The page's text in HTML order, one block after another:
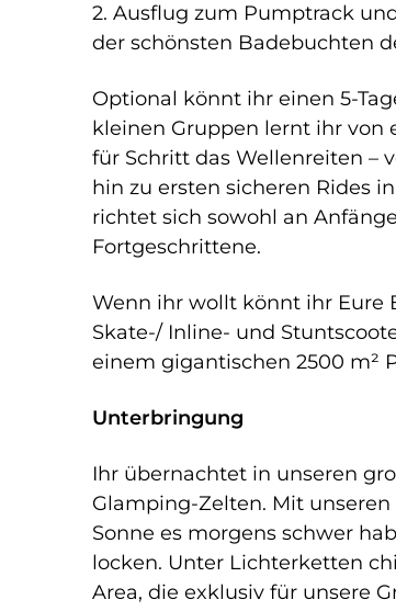
2. Ausflug zum Pumptrack
der schönsten Badebuchten
Optional könnt ihr einen 5-
kleinen Gruppen lernt ihr von
für Schritt das Wellenreiten –
hin zu ersten sicheren Rides
richtet sich sowohl an
Fortgeschrittene.
Wenn ihr wollt könnt ihr Eure
Skate-/ Inline- und
einem gigantischen 2500 m²
Unterbringung
Ihr übernachtet in unseren
Glamping-Zelten. Mit
Sonne es morgens schwer
locken. Unter Lichterketten
Area, die exklusiv für unsere